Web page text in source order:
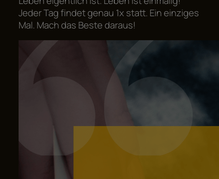
Jeder Tag findet genau 1x statt. Ein einziges
Mal. Mach das Beste daraus!